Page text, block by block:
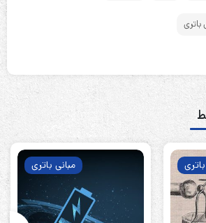
باتری
مبانی باتری